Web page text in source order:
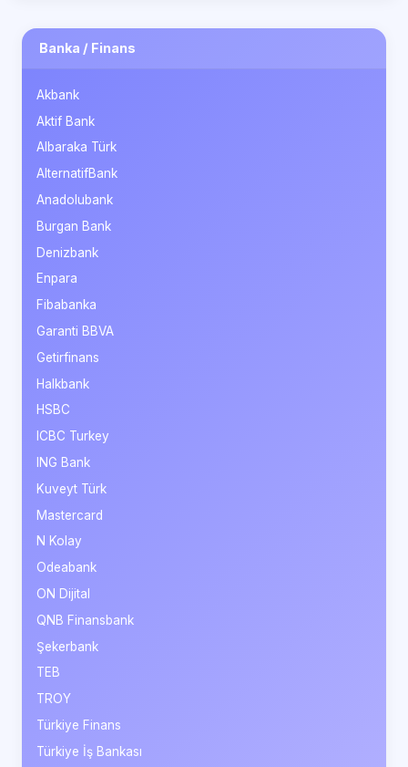
Banka / Finans
Akbank
Aktif Bank
Albaraka Türk
AlternatifBank
Anadolubank
Burgan Bank
Denizbank
Enpara
Fibabanka
Garanti BBVA
Getirfinans
Halkbank
HSBC
ICBC Turkey
ING Bank
Kuveyt Türk
Mastercard
N Kolay
Odeabank
ON Dijital
QNB Finansbank
Şekerbank
TEB
TROY
Türkiye Finans
Türkiye İş Bankası